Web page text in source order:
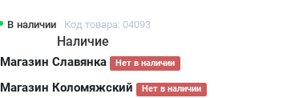
В наличии Код товара: 04093
Наличие
Магазин Славянка Нет в наличии
Магазин Коломяжский Нет в наличии